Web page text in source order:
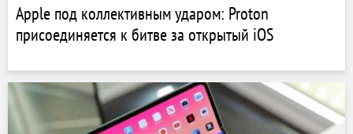
Apple под коллективным ударом: Proton
присоединяется к битве за открытый iOS